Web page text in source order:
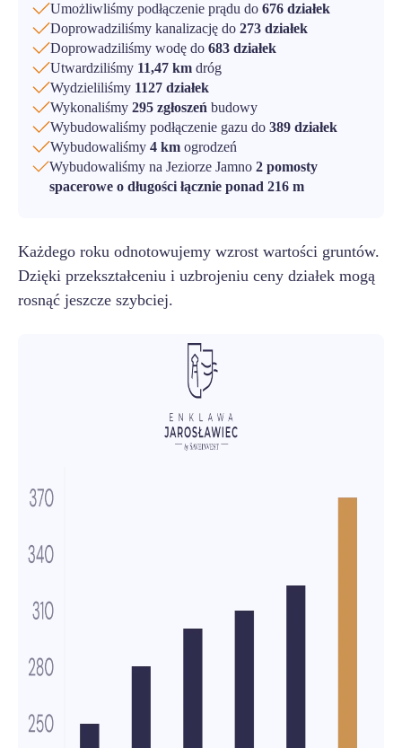
Umożliwliśmy podłączenie prądu do 676 działek
Doprowadziliśmy kanalizację do 273 działek
Doprowadziliśmy wodę do 683 działek
Utwardziliśmy 11,47 km dróg
Wydzieliliśmy 1127 działek
Wykonaliśmy 295 zgłoszeń budowy
Wybudowaliśmy podłączenie gazu do 389 działek
Wybudowaliśmy 4 km ogrodzeń
Wybudowaliśmy na Jeziorze Jamno 2 pomosty
spacerowe o długości łącznie ponad 216 m
Każdego roku odnotowujemy wzrost wartości gruntów.
Dzięki przekształceniu i uzbrojeniu ceny działek mogą
rosnąć jeszcze szybciej.